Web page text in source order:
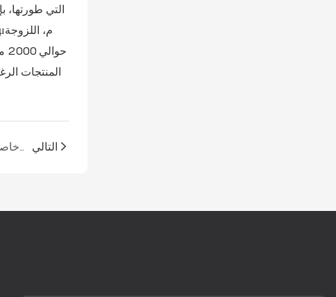
بوليولات بولي إيثر خاصة – بوليولات بولي إيثر عطرية وحلقية غير متجانسة التالي